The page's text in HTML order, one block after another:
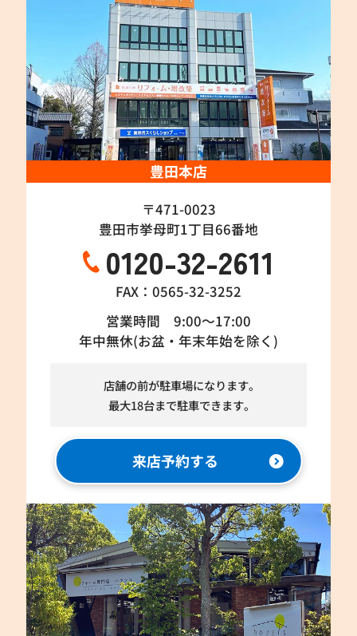
豊田本店
〒471-0023
豊田市挙母町1丁目66番地
0120-32-2611
FAX：0565-32-3252
営業時間 9:00～17:00
年中無休(お盆・年末年始を除く)
店舗の前が駐車場になります。
最大18台まで駐車できます。
来店予約する